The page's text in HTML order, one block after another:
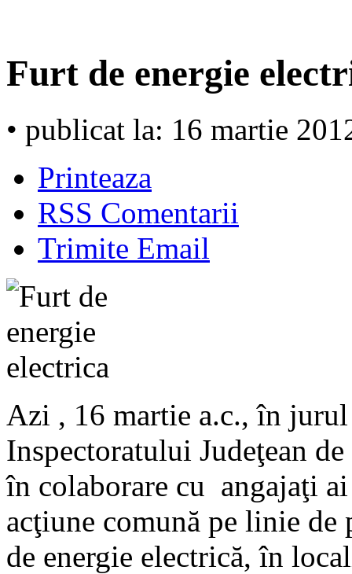
Furt de energie
• publicat la: 16 martie
Printeaza
RSS Comentarii
Trimite Email
Azi , 16 martie a.c., în
Inspectoratului Judeţean
în colaborare cu angajaţi
acţiune comună pe linie
de energie electrică, în